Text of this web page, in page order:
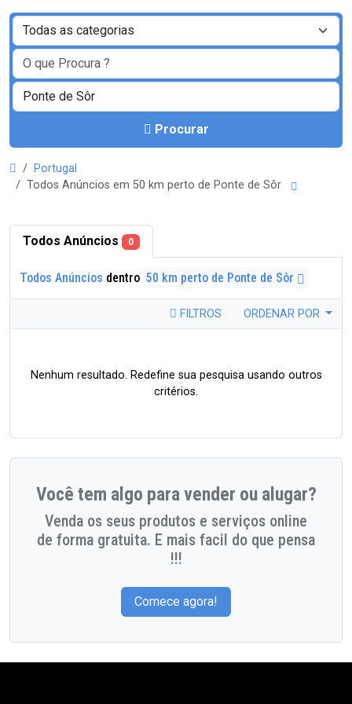
Procurar
Portugal
Todos Anúncios em 50 km perto de Ponte de Sôr
Todos Anúncios 0
Todos Anúncios dentro 50 km perto de Ponte de Sôr
FILTROS ORDENAR POR
Nenhum resultado. Redefine sua pesquisa usando outros
critérios.
Você tem algo para vender ou alugar?
Venda os seus produtos e serviços online
de forma gratuita. E mais facil do que pensa
!!!
Comece agora!